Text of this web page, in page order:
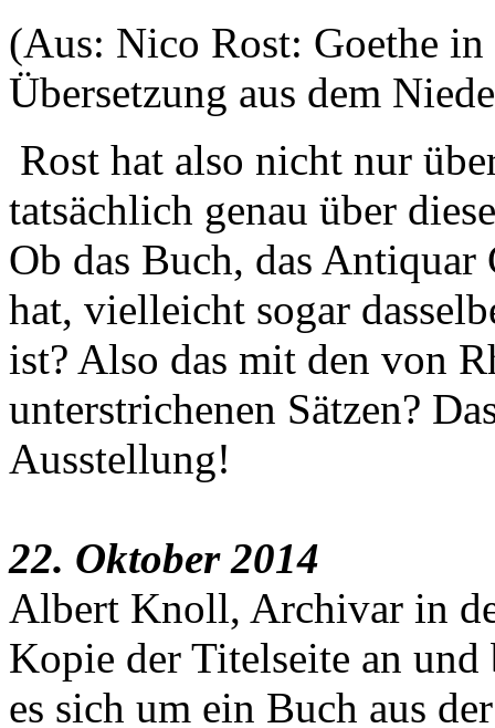
(Aus: Nico Rost: Goethe in
Übersetzung aus dem
Rost hat also nicht nur
tatsächlich genau über
Ob das Buch, das
hat, vielleicht sogar
ist? Also das mit den von
unterstrichenen Sätzen?
Ausstellung!
22. Oktober 2014
Albert Knoll, Archivar in
Kopie der Titelseite an und
es sich um ein Buch aus